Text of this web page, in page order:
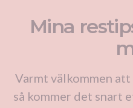
Mina
Varmt välkommen
så kommer det snart